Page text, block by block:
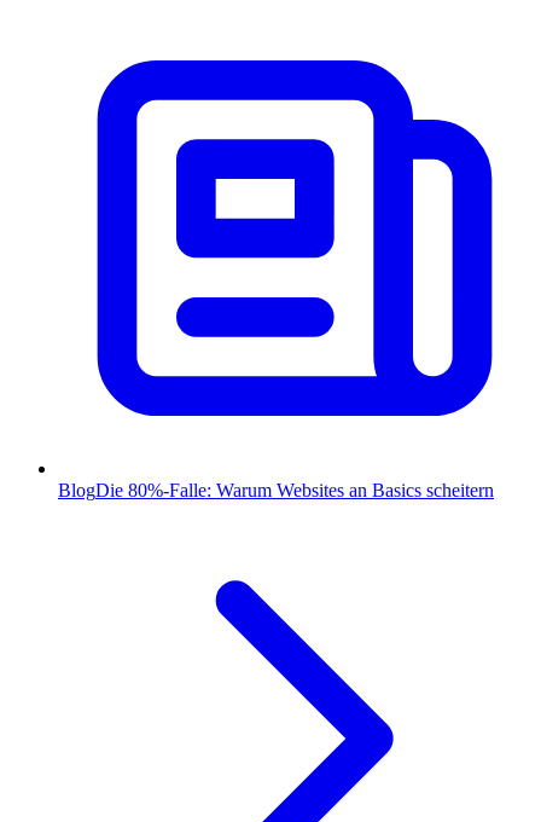
BlogDie 80%-Falle: Warum Websites an Basics scheitern